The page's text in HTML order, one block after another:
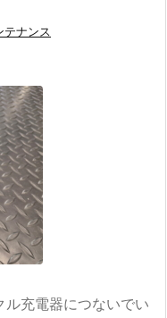
テナンス
ル充電器につないでい